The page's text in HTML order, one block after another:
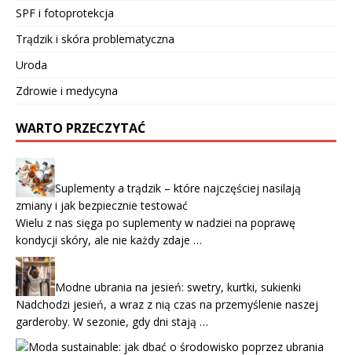
SPF i fotoprotekcja
Trądzik i skóra problematyczna
Uroda
Zdrowie i medycyna
WARTO PRZECZYTAĆ
Suplementy a trądzik – które najczęściej nasilają
zmiany i jak bezpiecznie testować
Wielu z nas sięga po suplementy w nadziei na poprawę
kondycji skóry, ale nie każdy zdaje …
Modne ubrania na jesień: swetry, kurtki, sukienki
Nadchodzi jesień, a wraz z nią czas na przemyślenie naszej
garderoby. W sezonie, gdy dni stają …